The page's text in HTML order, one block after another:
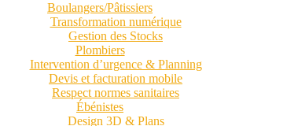
Boulangers/Pâtissiers
Transformation numérique
Gestion des Stocks
Plombiers
Intervention d’urgence & Planning
Devis et facturation mobile
Respect normes sanitaires
Ébénistes
Design 3D & Plans